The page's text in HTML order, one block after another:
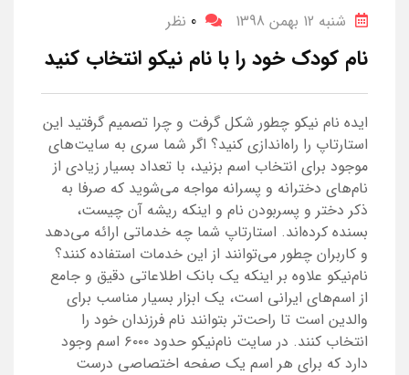
شنبه 12 بهمن 1398 0 نظر
نام کودک خود را با نام نیکو انتخاب کنید
ایده نام نیکو چطور شکل گرفت و چرا تصمیم گرفتید این
استارتاپ را راه‌اندازی کنید؟ اگر شما سری به سایت‌های
موجود برای انتخاب اسم بزنید، با تعداد بسیار زیادی از
نام‌های دخترانه و پسرانه مواجه می‌شوید که صرفا به
ذکر دختر و پسر‌بودن نام و اینکه ریشه‌‌ آن چیست،
بسنده کرده‌اند. استارتاپ شما چه خدماتی ارائه می‌دهد
و کاربران چطور می‌توانند از این خدمات استفاده کنند؟
نام‌نیکو علاوه بر اینکه یک بانک اطلاعاتی دقیق و جامع
از اسم‌های ایرانی است، یک ابزار بسیار مناسب برای
والدین است تا راحت‌تر بتوانند نام فرزندان خود را
انتخاب کنند. در سایت نام‌نیکو حدود ۶۰۰۰ اسم وجود
دارد که برای هر اسم یک صفحه‌‌ اختصاصی درست